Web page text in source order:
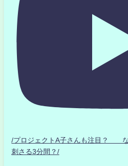
/プロジェクトA子さんも注目？ な
刺さる3分間？/